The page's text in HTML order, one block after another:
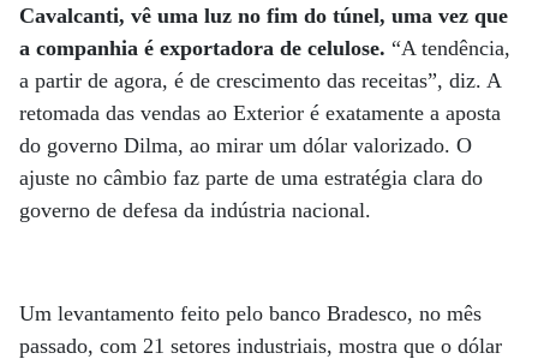
Cavalcanti, vê uma luz no fim do túnel, uma vez que
a companhia é exportadora de celulose. “A tendência,
a partir de agora, é de crescimento das receitas”, diz. A
retomada das vendas ao Exterior é exatamente a aposta
do governo Dilma, ao mirar um dólar valorizado. O
ajuste no câmbio faz parte de uma estratégia clara do
governo de defesa da indústria nacional.
Um levantamento feito pelo banco Bradesco, no mês
passado, com 21 setores industriais, mostra que o dólar